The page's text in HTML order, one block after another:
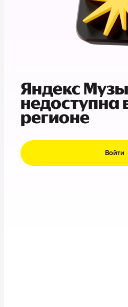
Яндекс
недоступна
регионе
Войти